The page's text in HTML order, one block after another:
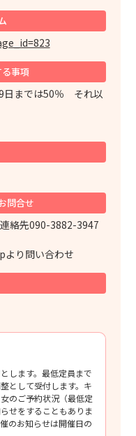
る事項
日までは50％ それ以
問合せ
絡先090-3882-3947
り問い合わせ
します。最低定員まで
として受付します。キ
のご予約状況（最低定
せをすることもありま
のお知らせは開催日の